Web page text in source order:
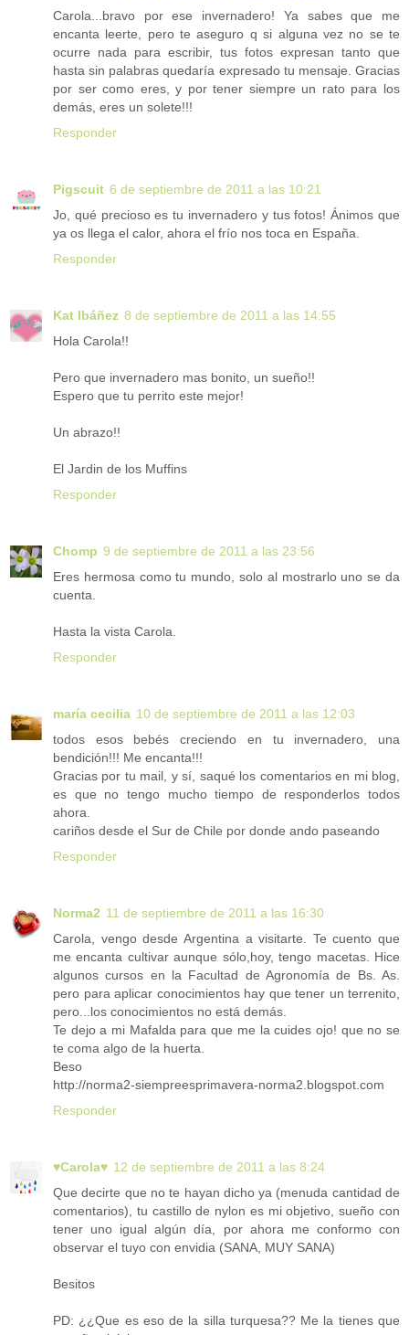
Carola...bravo por ese invernadero! Ya sabes que me
encanta leerte, pero te aseguro q si alguna vez no se te
ocurre nada para escribir, tus fotos expresan tanto que
hasta sin palabras quedaría expresado tu mensaje. Gracias
por ser como eres, y por tener siempre un rato para los
demás, eres un solete!!!
Responder
Pigscuit 6 de septiembre de 2011 a las 10:21
Jo, qué precioso es tu invernadero y tus fotos! Ánimos que
ya os llega el calor, ahora el frío nos toca en España.
Responder
Kat Ibáñez 8 de septiembre de 2011 a las 14:55
Hola Carola!!
Pero que invernadero mas bonito, un sueño!!
Espero que tu perrito este mejor!
Un abrazo!!
El Jardin de los Muffins
Responder
Chomp 9 de septiembre de 2011 a las 23:56
Eres hermosa como tu mundo, solo al mostrarlo uno se da
cuenta.
Hasta la vista Carola.
Responder
maría cecilia 10 de septiembre de 2011 a las 12:03
todos esos bebés creciendo en tu invernadero, una
bendición!!! Me encanta!!!
Gracias por tu mail, y sí, saqué los comentarios en mi blog,
es que no tengo mucho tiempo de responderlos todos
ahora.
cariños desde el Sur de Chile por donde ando paseando
Responder
Norma2 11 de septiembre de 2011 a las 16:30
Carola, vengo desde Argentina a visitarte. Te cuento que
me encanta cultivar aunque sólo,hoy, tengo macetas. Hice
algunos cursos en la Facultad de Agronomía de Bs. As.
pero para aplicar conocimientos hay que tener un terrenito,
pero...los conocimientos no está demás.
Te dejo a mi Mafalda para que me la cuides ojo! que no se
te coma algo de la huerta.
Beso
http://norma2-siempreesprimavera-norma2.blogspot.com
Responder
♥Carola♥ 12 de septiembre de 2011 a las 8:24
Que decirte que no te hayan dicho ya (menuda cantidad de
comentarios), tu castillo de nylon es mi objetivo, sueño con
tener uno igual algún día, por ahora me conformo con
observar el tuyo con envidia (SANA, MUY SANA)
Besitos
PD: ¿¿Que es eso de la silla turquesa?? Me la tienes que